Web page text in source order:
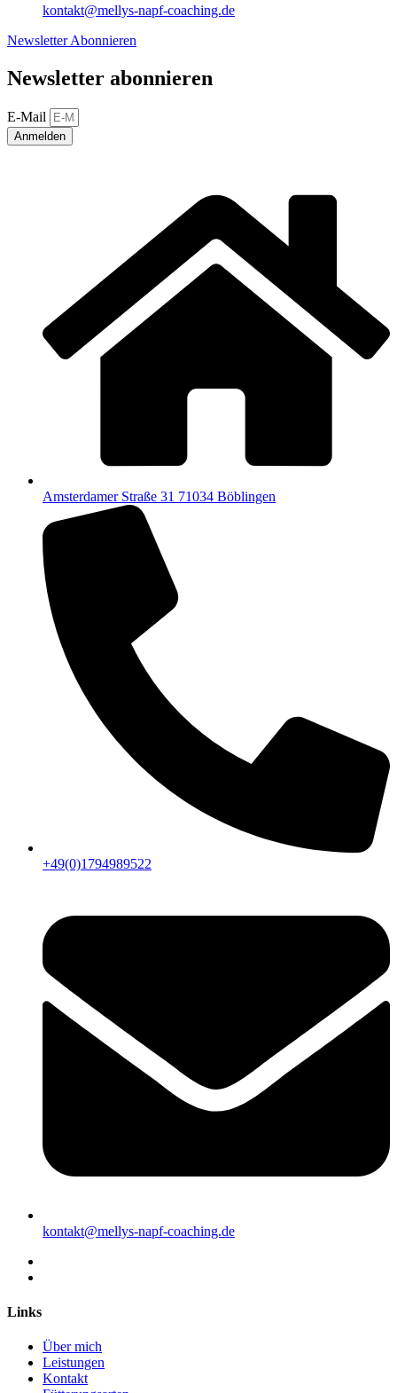
kontakt@mellys-napf-coaching.de
Newsletter Abonnieren
Newsletter abonnieren
E-Mail
Anmelden
Amsterdamer Straße 31 71034 Böblingen
+49(0)1794989522
kontakt@mellys-napf-coaching.de
Links
Über mich
Leistungen
Kontakt